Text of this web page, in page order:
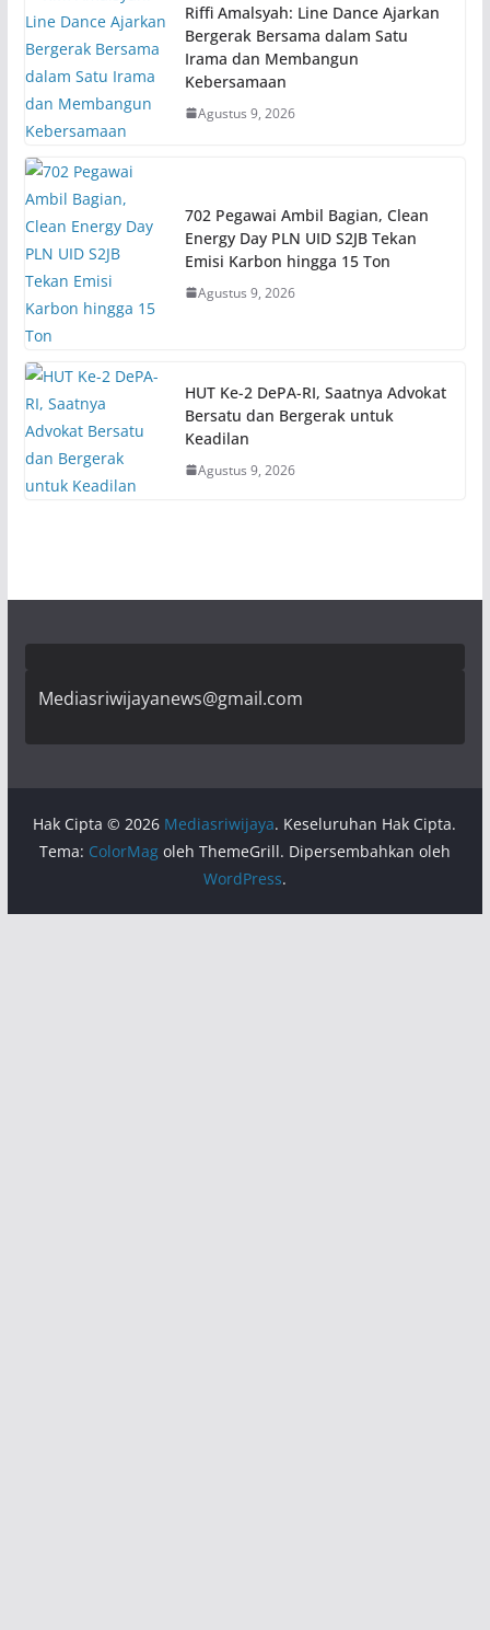
Riffi Amalsyah: Line Dance Ajarkan
Bergerak Bersama dalam Satu
Irama dan Membangun
Kebersamaan
Agustus 9, 2026
702 Pegawai Ambil Bagian, Clean
Energy Day PLN UID S2JB Tekan
Emisi Karbon hingga 15 Ton
Agustus 9, 2026
HUT Ke-2 DePA-RI, Saatnya Advokat
Bersatu dan Bergerak untuk
Keadilan
Agustus 9, 2026
Mediasriwijayanews@gmail.com
Hak Cipta © 2026 Mediasriwijaya. Keseluruhan Hak Cipta.
Tema: ColorMagoleh ThemeGrill. Dipersembahkan oleh
WordPress.